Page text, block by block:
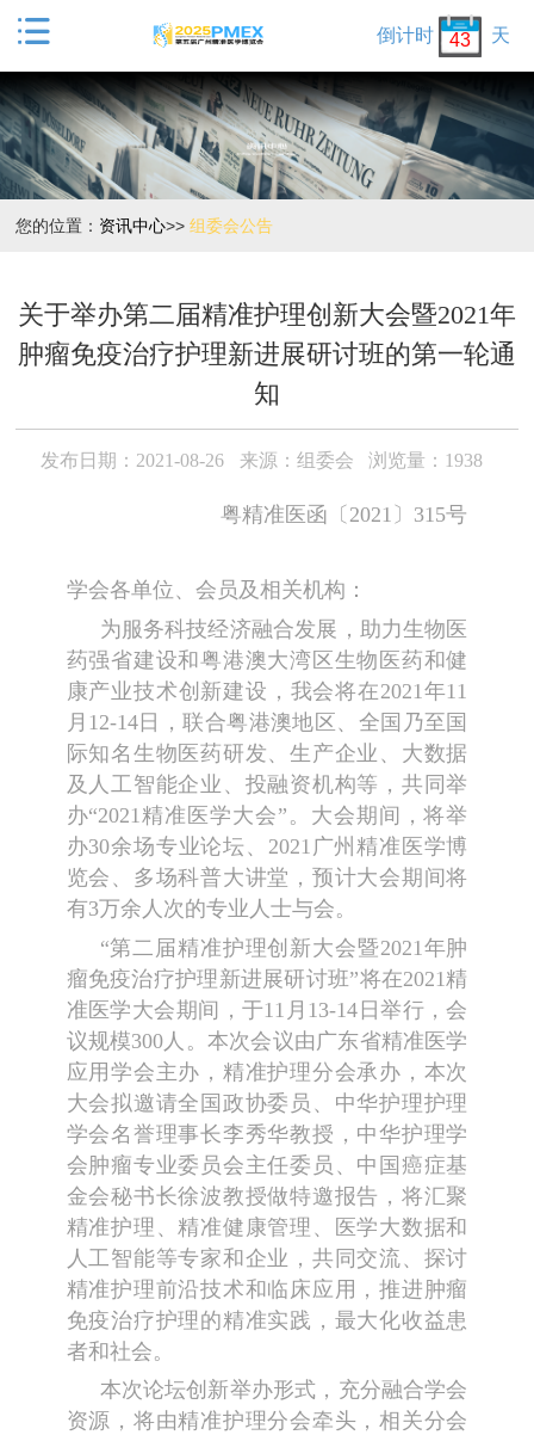
 倒计时 43 天
您的位置： 资讯中心>>组委会公告
关于举办第二届精准护理创新大会暨2021年
肿瘤免疫治疗护理新进展研讨班的第一轮通
知
发布日期：2021-08-26 来源：组委会 浏览量：1938
粤精准医函〔2021〕315号
学会各单位、会员及相关机构：
为服务科技经济融合发展，助力生物医
药强省建设和粤港澳大湾区生物医药和健
康产业技术创新建设，我会将在2021年11
月12-14日，联合粤港澳地区、全国乃至国
际知名生物医药研发、生产企业、大数据
及人工智能企业、投融资机构等，共同举
办“2021精准医学大会”。大会期间，将举
办30余场专业论坛、2021广州精准医学博
览会、多场科普大讲堂，预计大会期间将
有3万余人次的专业人士与会。
“第二届精准护理创新大会暨2021年肿
瘤免疫治疗护理新进展研讨班”将在2021精
准医学大会期间，于11月13-14日举行，会
议规模300人。本次会议由广东省精准医学
应用学会主办，精准护理分会承办，本次
大会拟邀请全国政协委员、中华护理护理
学会名誉理事长李秀华教授，中华护理学
会肿瘤专业委员会主任委员、中国癌症基
金会秘书长徐波教授做特邀报告，将汇聚
精准护理、精准健康管理、医学大数据和
人工智能等专家和企业，共同交流、探讨
精准护理前沿技术和临床应用，推进肿瘤
免疫治疗护理的精准实践，最大化收益患
者和社会。
本次论坛创新举办形式，充分融合学会
资源，将由精准护理分会牵头，相关分会